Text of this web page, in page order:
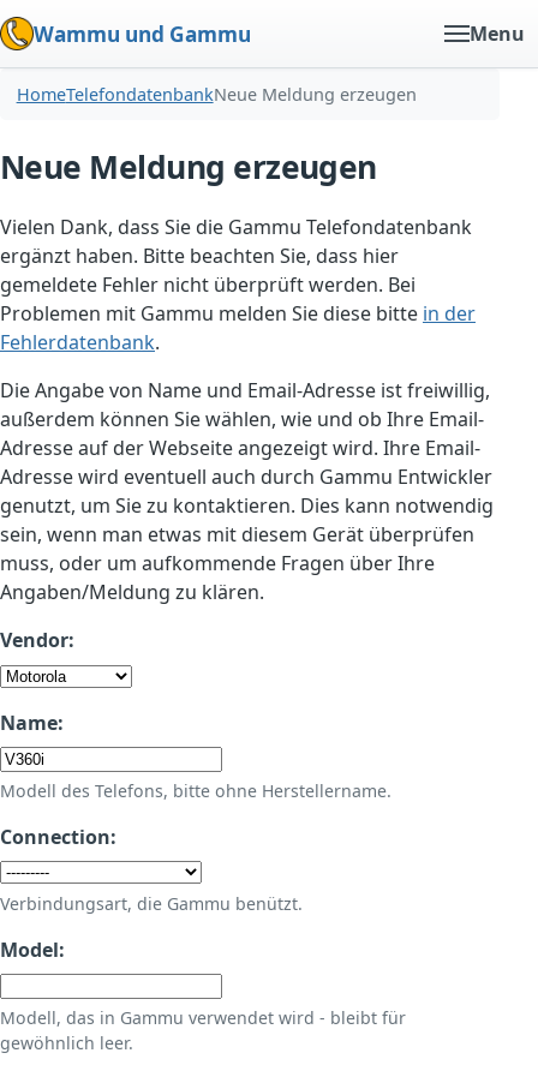
Wammu und Gammu Menu
HomeTelefondatenbankNeue Meldung erzeugen
Neue Meldung erzeugen
Vielen Dank, dass Sie die Gammu Telefondatenbank
ergänzt haben. Bitte beachten Sie, dass hier
gemeldete Fehler nicht überprüft werden. Bei
Problemen mit Gammu melden Sie diese bitte in der
Fehlerdatenbank.
Die Angabe von Name und Email-Adresse ist freiwillig,
außerdem können Sie wählen, wie und ob Ihre Email-
Adresse auf der Webseite angezeigt wird. Ihre Email-
Adresse wird eventuell auch durch Gammu Entwickler
genutzt, um Sie zu kontaktieren. Dies kann notwendig
sein, wenn man etwas mit diesem Gerät überprüfen
muss, oder um aufkommende Fragen über Ihre
Angaben/Meldung zu klären.
Vendor:
Name:
Modell des Telefons, bitte ohne Herstellername.
Connection:
Verbindungsart, die Gammu benützt.
Model:
Modell, das in Gammu verwendet wird - bleibt für
gewöhnlich leer.